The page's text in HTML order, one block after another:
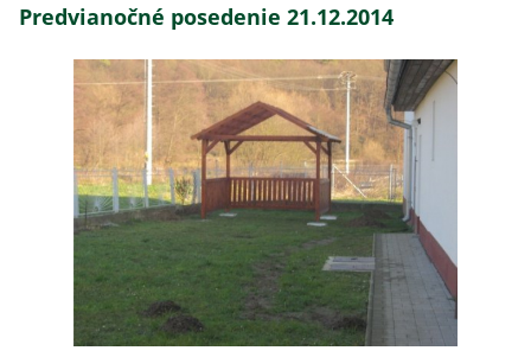
Predvianočné posedenie 21.12.2014